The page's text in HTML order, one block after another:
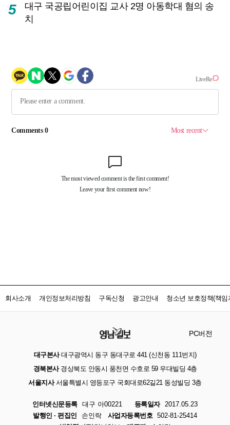
5
대구 국공립어린이집 교사 2명 아동학대 혐의 송
치
회사소개 개인정보처리방침 구독신청 광고안내 청소년 보호정책(책임
PC버전
대구본사대구광역시 동구 동대구로 441 (신천동 111번지)
경북본사경상북도 안동시 풍천면 수호로 59 우대빌딩 4층
서울지사서울특별시 영등포구 국회대로62길21 동성빌딩 3층
인터넷신문등록 대구 아00221 등록일자
2017.05.23
발행인 · 편집인
손인락 사업자등록번호 502-81-25414